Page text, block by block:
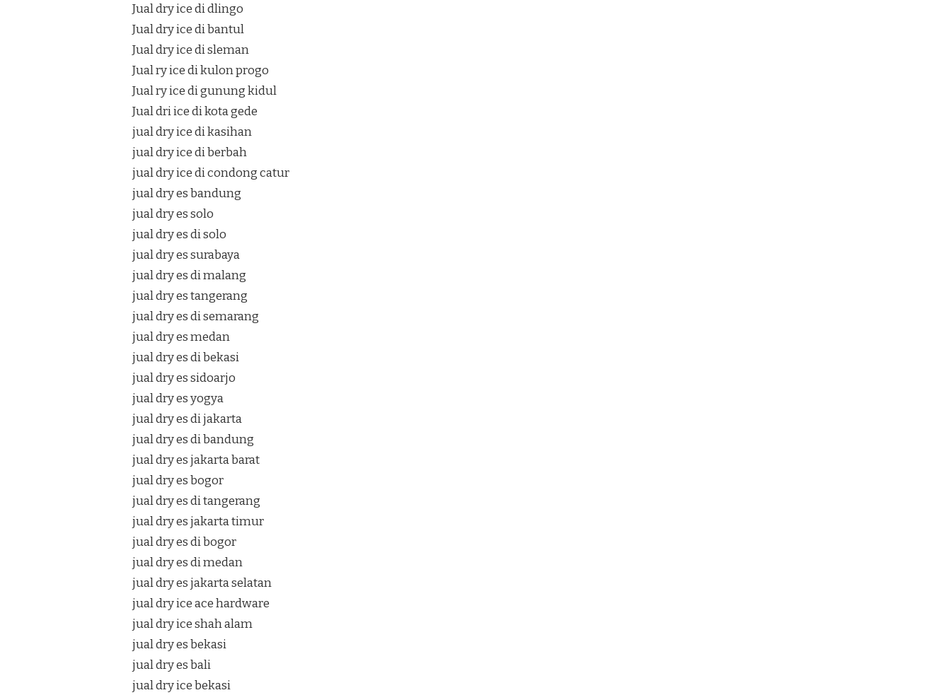
Jual dry ice di dlingo
Jual dry ice di bantul
Jual dry ice di sleman
Jual ry ice di kulon progo
Jual ry ice di gunung kidul
Jual dri ice di kota gede
jual dry ice di kasihan
jual dry ice di berbah
jual dry ice di condong catur
jual dry es bandung
jual dry es solo
jual dry es di solo
jual dry es surabaya
jual dry es di malang
jual dry es tangerang
jual dry es di semarang
jual dry es medan
jual dry es di bekasi
jual dry es sidoarjo
jual dry es yogya
jual dry es di jakarta
jual dry es di bandung
jual dry es jakarta barat
jual dry es bogor
jual dry es di tangerang
jual dry es jakarta timur
jual dry es di bogor
jual dry es di medan
jual dry es jakarta selatan
jual dry ice ace hardware
jual dry ice shah alam
jual dry es bekasi
jual dry es bali
jual dry ice bekasi